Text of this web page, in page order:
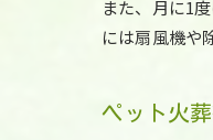
また、月に1
には扇風機や
ペット火